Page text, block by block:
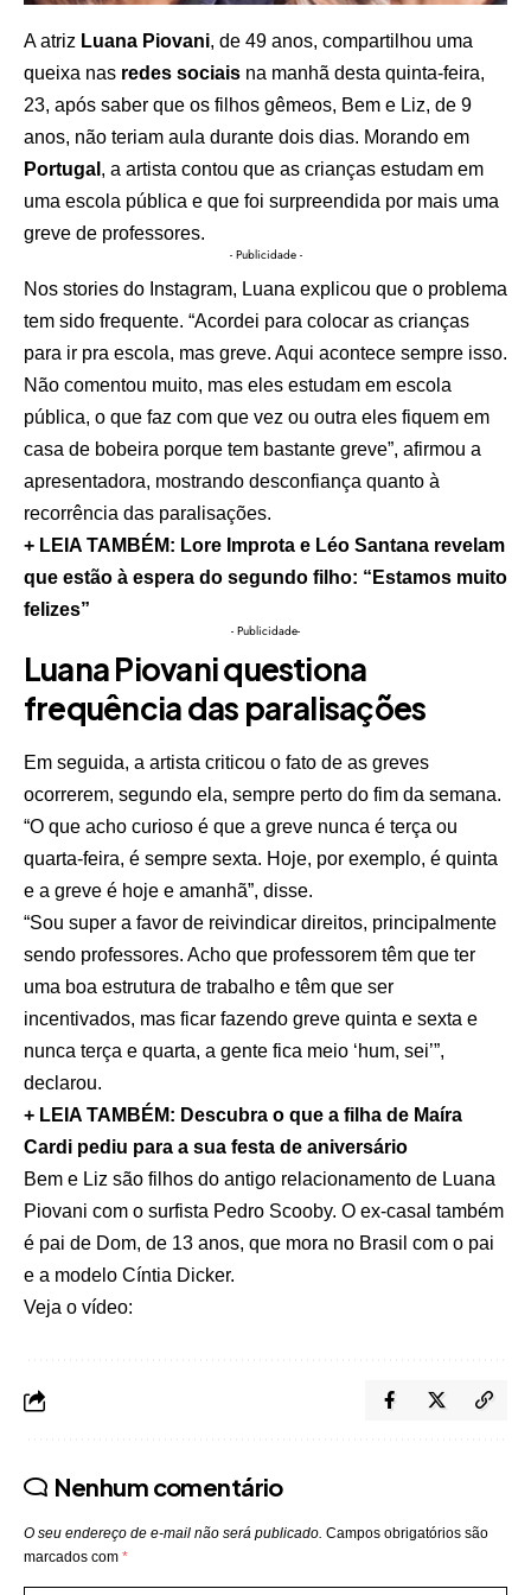
A atriz Luana Piovani, de 49 anos, compartilhou uma
queixa nas redes sociais na manhã desta quinta-feira,
23, após saber que os filhos gêmeos, Bem e Liz, de 9
anos, não teriam aula durante dois dias. Morando em
Portugal , a artista contou que as crianças estudam em
uma escola pública e que foi surpreendida por mais uma
greve de professores.
- Publicidade -
Nos stories do Instagram, Luana explicou que o problema
tem sido frequente. “Acordei para colocar as crianças
para ir pra escola, mas greve. Aqui acontece sempre isso.
Não comentou muito, mas eles estudam em escola
pública, o que faz com que vez ou outra eles fiquem em
casa de bobeira porque tem bastante greve”, afirmou a
apresentadora, mostrando desconfiança quanto à
recorrência das paralisações.
+ LEIA TAMBÉM: Lore Improta e Léo Santana revelam
que estão à espera do segundo filho: “Estamos muito
felizes”
- Publicidade-
Luana Piovani questiona
frequência das paralisações
Em seguida, a artista criticou o fato de as greves
ocorrerem, segundo ela, sempre perto do fim da semana.
“O que acho curioso é que a greve nunca é terça ou
quarta-feira, é sempre sexta. Hoje, por exemplo, é quinta
e a greve é hoje e amanhã”, disse.
“Sou super a favor de reivindicar direitos, principalmente
sendo professores. Acho que professorem têm que ter
uma boa estrutura de trabalho e têm que ser
incentivados, mas ficar fazendo greve quinta e sexta e
nunca terça e quarta, a gente fica meio ‘hum, sei’”,
declarou.
+ LEIA TAMBÉM: Descubra o que a filha de Maíra
Cardi pediu para a sua festa de aniversário
Bem e Liz são filhos do antigo relacionamento de Luana
Piovani com o surfista Pedro Scooby. O ex-casal também
é pai de Dom, de 13 anos, que mora no Brasil com o pai
e a modelo Cíntia Dicker.
Veja o vídeo:
Nenhum comentário
O seu endereço de e-mail não será publicado. Campos obrigatórios são
marcados com *